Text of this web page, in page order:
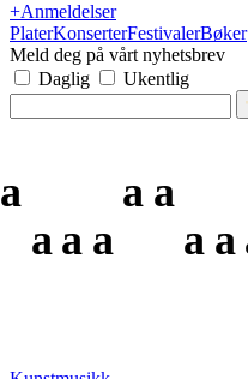
+Anmeldelser
PlaterKonserterFestivalerBøker
Meld deg på vårt nyhetsbrev
Daglig
Ukentlig
a a
a
a a